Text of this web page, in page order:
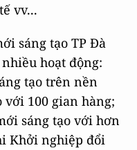
vv...
sáng tạo TP Đà
hoạt động:
tạo trên nền
100 gian hàng;
sáng tạo với hơn
Khởi nghiệp đổi